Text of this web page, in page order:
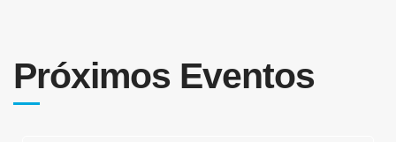
Próximos Eventos